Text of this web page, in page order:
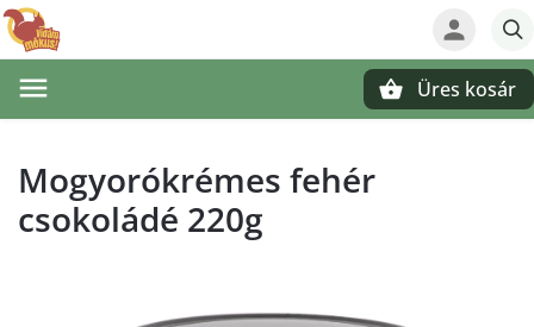
Üres kosár
Mogyorókrémes fehér
csokoládé 220g